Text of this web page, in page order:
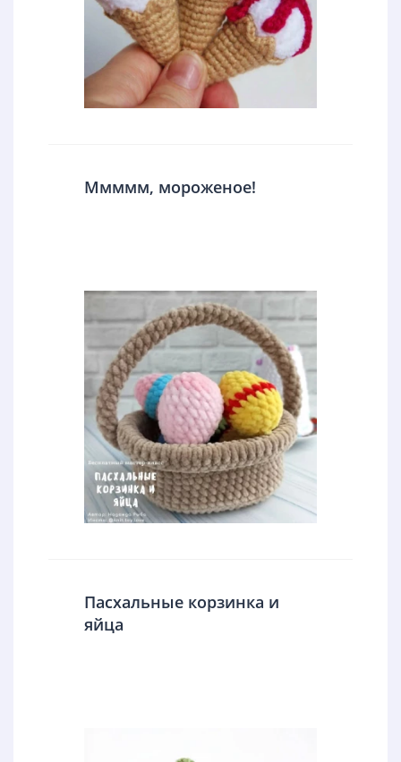
Ммммм, мороженое!
Пасхальные корзинка и
яйца